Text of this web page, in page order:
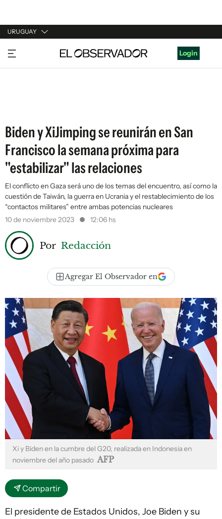
URUGUAY
URUGUAY
ARGENTINA
Login
Biden y XiJimping se reunirán en San
Francisco la semana próxima para
"estabilizar" las relaciones
El conflicto en Gaza será uno de los temas del encuentro, así como la
cuestión de Taiwán, la guerra en Ucrania y el restablecimiento de los
“contactos militares” entre ambas potencias nucleares
10 de noviembre 2023
12:06 hs
Por Redacción
Agregar El Observador en
Xi y Biden en la cumbre del G20, realizada en Indonesia en
noviembre del año pasado AFP
Compartir
El presidente de Estados Unidos, Joe Biden y su